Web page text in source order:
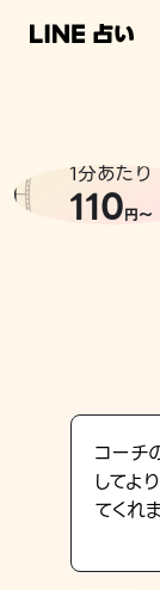
相談事例
LINE占
1分あたり
110円〜
コーチ
してよ
てくれ